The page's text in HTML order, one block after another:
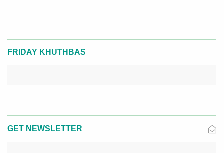
FRIDAY KHUTHBAS
GET NEWSLETTER